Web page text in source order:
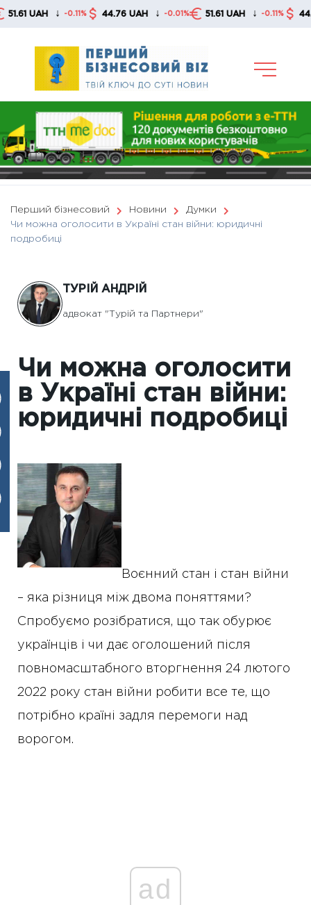
Skip
UAH ↓ -0.11% 44.76 UAH ↓ -0.01% 51.61 UAH ↓ -0.11% 44.76
Перший бізнесовий Новини
Думки
Чи можна оголосити в Україні стан війни: юридичні
подробиці
ТУРІЙ АНДРІЙ
адвокат "Турій та Партнери"
Чи можна оголосити
в Україні стан війни:
юридичні подробиці
Воєнний стан і стан війни
– яка різниця між двома поняттями?
Спробуємо розібратися, що так обурює
українців і чи дає оголошений після
повномасштабного вторгнення 24 лютого
2022 року стан війни робити все те, що
потрібно країні задля перемоги над
ворогом.
ad